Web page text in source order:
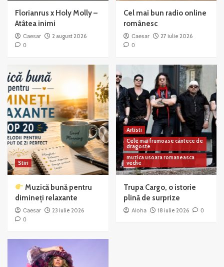
Florianrus x Holy Molly –
Atâtea inimi
Caesar
2 august 2026
0
Cel mai bun radio online
românesc
Caesar
27 iulie 2026
0
Stiri
Muzică bună pentru
dimineți relaxante
Caesar
23 iulie 2026
0
Artisti
Cele mai frumoase cântece de
dragoste
muzica usoara romaneasca
veche
Trupa Cargo, o istorie
plină de surprize
Aloha 18 iulie 2026 0